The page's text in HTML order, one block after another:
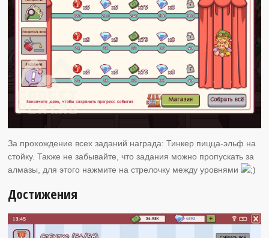
За прохождение всех заданий награда: Тинкер пицца-эльф на
стойку. Также не забывайте, что задания можно пропускать за
алмазы, для этого нажмите на стрелочку между уровнями
Достижения